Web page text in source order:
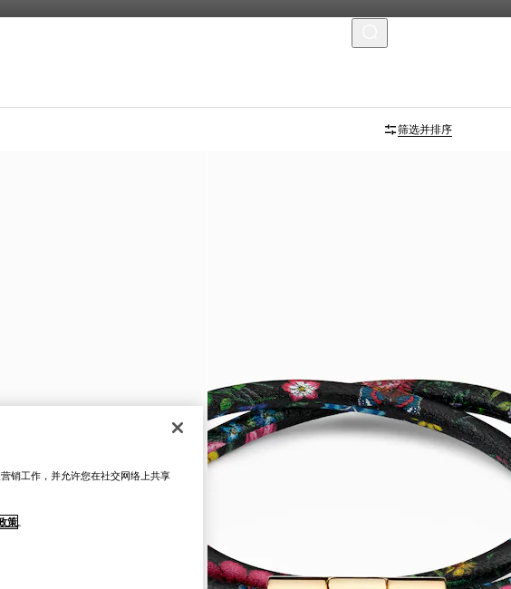
筛选并排序
销工作，并允许您在社交网络上共享
策。